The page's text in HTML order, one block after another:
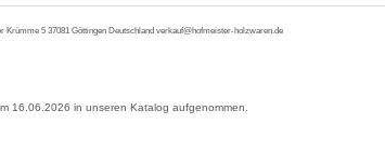
Krümme 5 37081 Göttingen Deutschland verkauf@hofmeister-holzwaren.de
16.06.2026 in unseren Katalog aufgenommen.